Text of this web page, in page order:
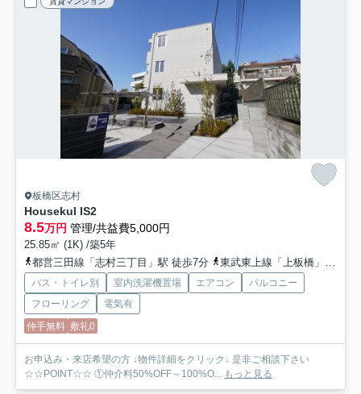
板橋区志村
Housekul IS2
8.5万円 管理/共益費5,000円
25.85㎡ (1K) /築5年
都営三田線「志村三丁目」駅 徒歩7分
東武東上線「上板橋」駅 徒歩20分
バス・トイレ別 室内洗濯機置場 エアコン
バルコニー
フローリング
電気有
仲手無料 敷礼0
お申込み・来店希望の方 ↓物件詳細をクリック↓ 是非ご相談下さい
☆☆POINT☆☆ ①仲介料50%OFF～100%O...
もっと見る